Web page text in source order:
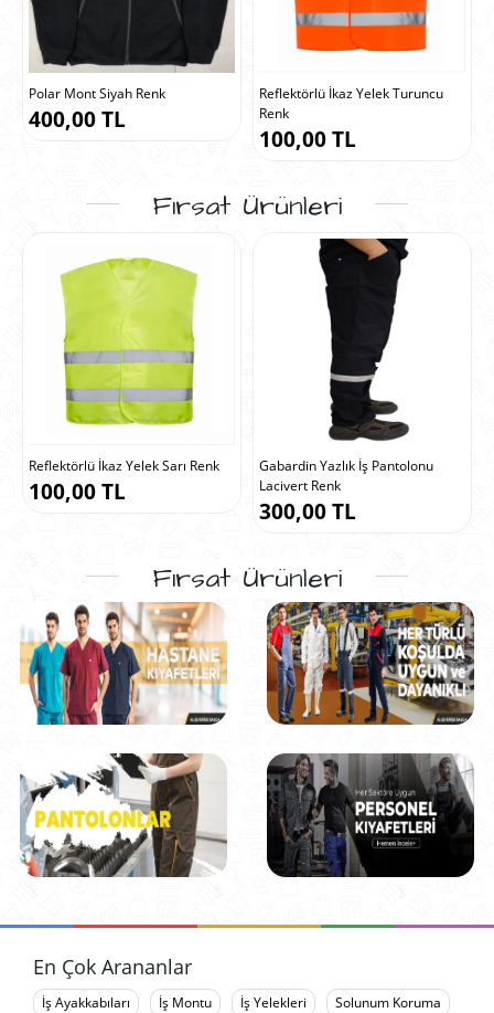
Polar Mont Siyah Renk
400,00 TL
Reflektörlü İkaz Yelek Turuncu
Renk
100,00 TL
Fırsat Ürünleri
Reflektörlü İkaz Yelek Sarı Renk
100,00 TL
Gabardin Yazlık İş Pantolonu
Lacivert Renk
300,00 TL
Fırsat Ürünleri
En Çok Arananlar
İş Ayakkabıları İş Montu İş Yelekleri Solunum Koruma